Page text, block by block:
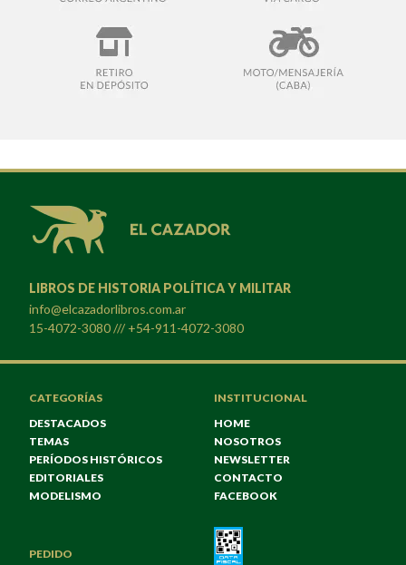
LIBROS DE HISTORIA POLÍTICA Y MILITAR
info@elcazadorlibros.com.ar
15-4072-3080 /// +54-911-4072-3080
CATEGORÍAS
DESTACADOS
TEMAS
PERÍODOS HISTÓRICOS
EDITORIALES
MODELISMO
INSTITUCIONAL
HOME
NOSOTROS
NEWSLETTER
CONTACTO
FACEBOOK
PEDIDO